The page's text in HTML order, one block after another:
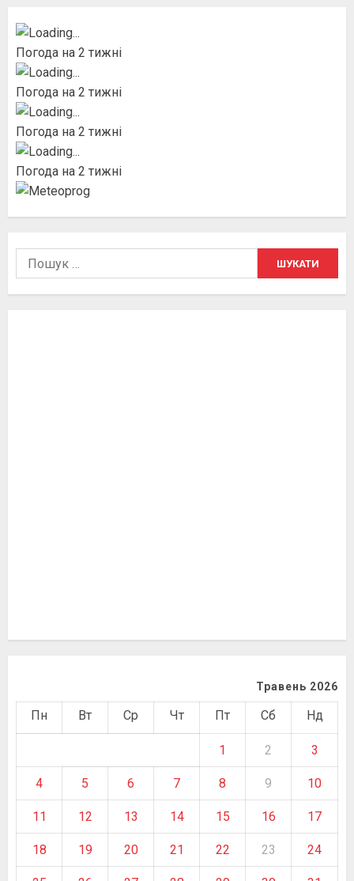
Погода на 2 тижні
Погода на 2 тижні
Погода на 2 тижні
Погода на 2 тижні
Пошук:
Травень 2026
Пн Вт Ср Чт Пт Сб Нд
1 2 3
4 5 6 7 8 9 10
11 12 13 14 15 16 17
18 19 20 21 22 23 24